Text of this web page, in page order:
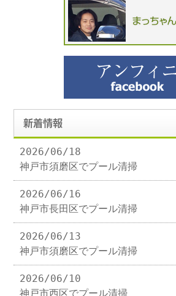
新着情報
2026/06/18
神戸市須磨区でプール清掃
2026/06/16
神戸市長田区でプール清掃
2026/06/13
神戸市須磨区でプール清掃
2026/06/10
神戸市西区でプール清掃